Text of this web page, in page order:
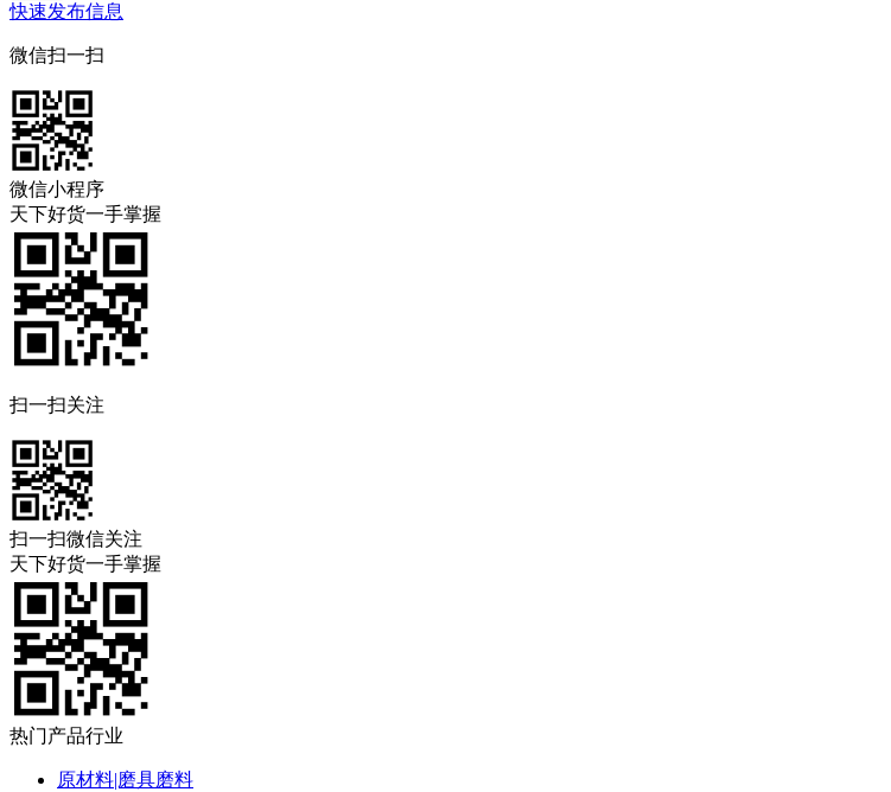
快速发布信息
微信扫一扫
微信小程序
天下好货一手掌握
扫一扫关注
扫一扫微信关注
天下好货一手掌握
热门产品行业
原材料|磨具磨料